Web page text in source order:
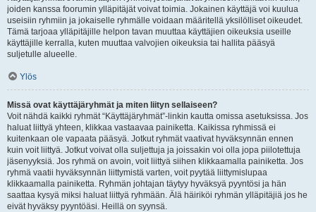
joiden kanssa foorumin ylläpitäjät voivat toimia. Jokainen käyttäjä voi kuulua
useisiin ryhmiin ja jokaiselle ryhmälle voidaan määritellä yksilölliset oikeudet.
Tämä tarjoaa ylläpitäjille helpon tavan muuttaa käyttäjien oikeuksia useille
käyttäjille kerralla, kuten muuttaa valvojien oikeuksia tai hallita pääsyä
suljetulle alueelle.
Ylös
Missä ovat käyttäjäryhmät ja miten liityn sellaiseen?
Voit nähdä kaikki ryhmät “Käyttäjäryhmät”-linkin kautta omissa asetuksissa. Jos
haluat liittyä yhteen, klikkaa vastaavaa painiketta. Kaikissa ryhmissä ei
kuitenkaan ole vapaata pääsyä. Jotkut ryhmät vaativat hyväksynnän ennen
kuin voit liittyä. Jotkut voivat olla suljettuja ja joissakin voi olla jopa piilotettuja
jäsenyyksiä. Jos ryhmä on avoin, voit liittyä siihen klikkaamalla painiketta. Jos
ryhmä vaatii hyväksynnän liittymistä varten, voit pyytää liittymislupaa
klikkaamalla painiketta. Ryhmän johtajan täytyy hyväksyä pyyntösi ja hän
saattaa kysyä miksi haluat liittyä ryhmään. Älä häiriköi ryhmän ylläpitäjiä jos he
eivät hyväksy pyyntöäsi. Heillä on syynsä.